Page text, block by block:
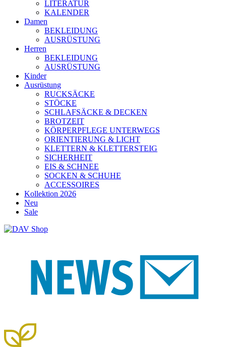
LITERATUR
KALENDER
Damen
BEKLEIDUNG
AUSRÜSTUNG
Herren
BEKLEIDUNG
AUSRÜSTUNG
Kinder
Ausrüstung
RUCKSÄCKE
STÖCKE
SCHLAFSÄCKE & DECKEN
BROTZEIT
KÖRPERPFLEGE UNTERWEGS
ORIENTIERUNG & LICHT
KLETTERN & KLETTERSTEIG
SICHERHEIT
EIS & SCHNEE
SOCKEN & SCHUHE
ACCESSOIRES
Kollektion 2026
Neu
Sale